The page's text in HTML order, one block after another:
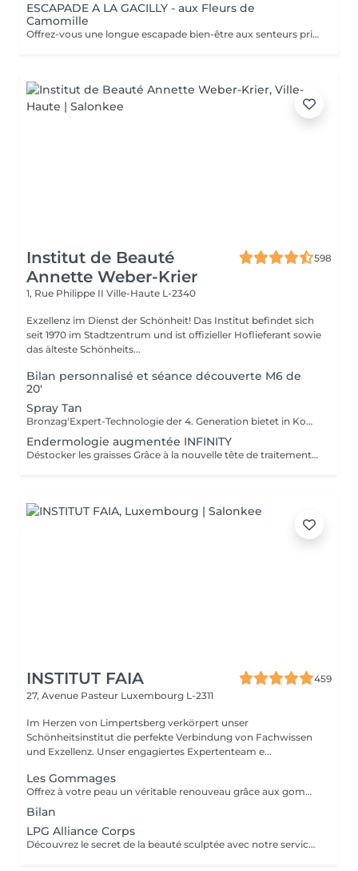
ESCAPADE A LA GACILLY - aux Fleurs de
Camomille
Offrez-vous une longue escapade bien-être aux senteurs printanières de Camomille, fleur emblématique de nos champs à la Gacilly. le temps s'est arrêté. Incroyablement relaxé et en harmonie, votre corps et votre esprits retrouvent leur équilibre.
Institut de Beauté
Annette Weber-Krier
598
1, Rue Philippe II Ville-Haute L-2340
Exzellenz im Dienst der Schönheit! Das Institut befindet sich
seit 1970 im Stadtzentrum und ist offizieller Hoflieferant sowie
das älteste Schönheits...
Bilan personnalisé et séance découverte M6 de
20'
Spray Tan
Bronzag'Expert-Technologie der 4. Generation bietet in Kombination mit unserer Lotion eine maßgeschneiderte Bräune ohne UV-Strahlung. Dank der zu 99 % natürlichen Zusammensetzung mit einem Melaninaktivator und feuchtigkeitsspendenden Wirkstoffen erhalten Sie gebräunte, revitalisierte und aufgepolsterte Haut.
Endermologie augmentée INFINITY
Déstocker les graisses Grâce à la nouvelle tête de traitement brevetée Alliance, endermologie® permet de cibler et daffiner les zones rebelles à lexercice et à lhygiène alimentaire (bras, dos, ventre, taille, cuisses..) tout en sadaptant précisément aux besoins de chaque peau. Lisser la cellulite La cellulite, qui touche 90 % des femmes même les plus minces et les plus sportives, résulte à la fois dun stockage de graisses dans les adipocytes (cellules graisseuses) et dune rétention deau tout autour. Raffermir la peau Variations de poids, grossesses, temps qui passe la peau perd progressivement de sa tonicité et de sa souplesse. Même si ce relâchement cutané concerne tout le corps, certaines zones y sont plus sensibles : intérieur des cuisses, ventre, bras, etc Retrouver des jambes légères Jambes lourdes et douloureuses, chevilles ou pieds gonflés ces symptômes traduisent une mauvaise circulation sanguine et lymphatique. Les toxines saccumulent dans lorganisme, ce qui explique de telles variations de volume en une même journée ou à différents moments du cycle féminin. Bien-être Découvrez des parcours de soins au concept exclusif, pour une efficacité et une détente incomparables.
INSTITUT FAIA
459
27, Avenue Pasteur Luxembourg L-2311
Im Herzen von Limpertsberg verkörpert unser
Schönheitsinstitut die perfekte Verbindung von Fachwissen
und Exzellenz. Unser engagiertes Expertenteam e...
Les Gommages
Offrez à votre peau un véritable renouveau grâce aux gommages corps Gemology. Enrichis en extraits minéraux précieux et en ingrédients naturels, ils exfolient en douceur, éliminent les cellules mortes et révèlent l'éclat de la peau. Leur texture sensorielle et leurs parfums délicats transforment l'exfoliation en un rituel de bien-être luxueux. Résultat : une peau lisse, douce, parfaitement préparée à recevoir les soins suivants.
Bilan
LPG Alliance Corps
Découvrez le secret de la beauté sculptée avec notre service LPG Endermologie. Cette technologie de pointe est votre alliée pour une silhouette redessinée et une peau radieuse. Les soins Endermologie stimulent naturellement la production de collagène et d'élastine, réduisent l'aspect de la cellulite et raffermissent votre peau. Les résultats sont visibles dès les premières séances, vous laissant avec une confiance et une élégance accrues. Révélez votre beauté intérieure avec une silhouette plus harmonieuse. Optez pour le bien-être et la beauté, choisissez LPG Endermologie dès aujourd'hui.